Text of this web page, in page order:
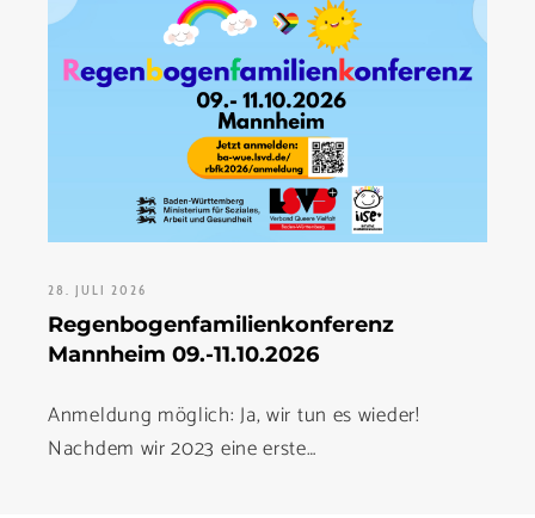
28. JULI 2026
Regenbogenfamilienkonferenz
Mannheim 09.-11.10.2026
Anmeldung möglich: Ja, wir tun es wieder!
Nachdem wir 2023 eine erste…